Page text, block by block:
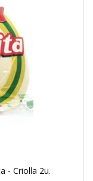
- Criolla 2u.